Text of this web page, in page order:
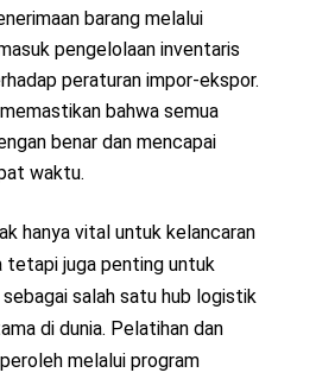
barang melalui
pengelolaan inventaris
peraturan impor-ekspor.
bahwa semua
benar dan mencapai
waktu.
hanya vital untuk kelancaran
tetapi juga penting untuk
salah satu hub logistik
di dunia. Pelatihan dan
melalui program